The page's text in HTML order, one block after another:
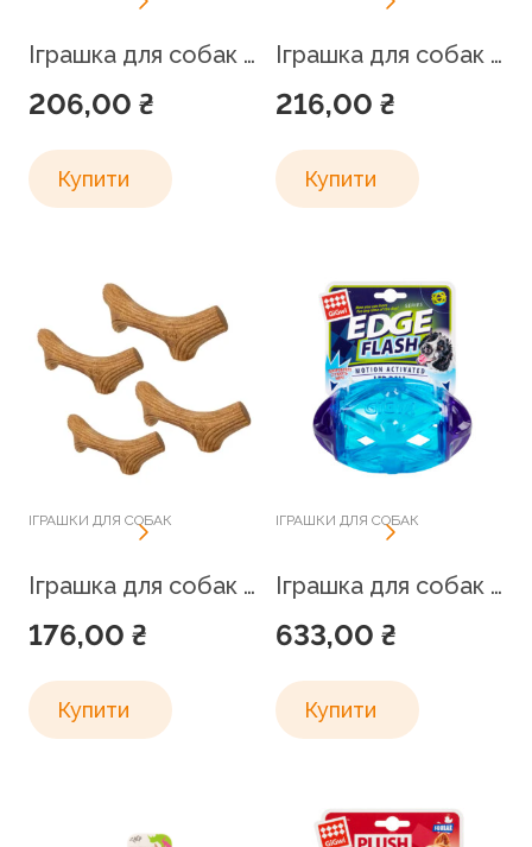
Іграшка для собак М’ячик що світиться, AFP, 7.3 см
206,00 ₴
Купити
Іграшка для собак Паличка, що світиться з термопластичної гуми, AFP, 4.5 x 4.5 x 18 см
216,00 ₴
Купити
ІГРАШКИ ДЛЯ СОБАК
Іграшка для собак Ріг жувальний GiGwi Wooden Antler
176,00 ₴
Купити
ІГРАШКИ ДЛЯ СОБАК
Іграшка для собак Регбі м’яч, що світиться GiGwi Edge flash
633,00 ₴
Купити